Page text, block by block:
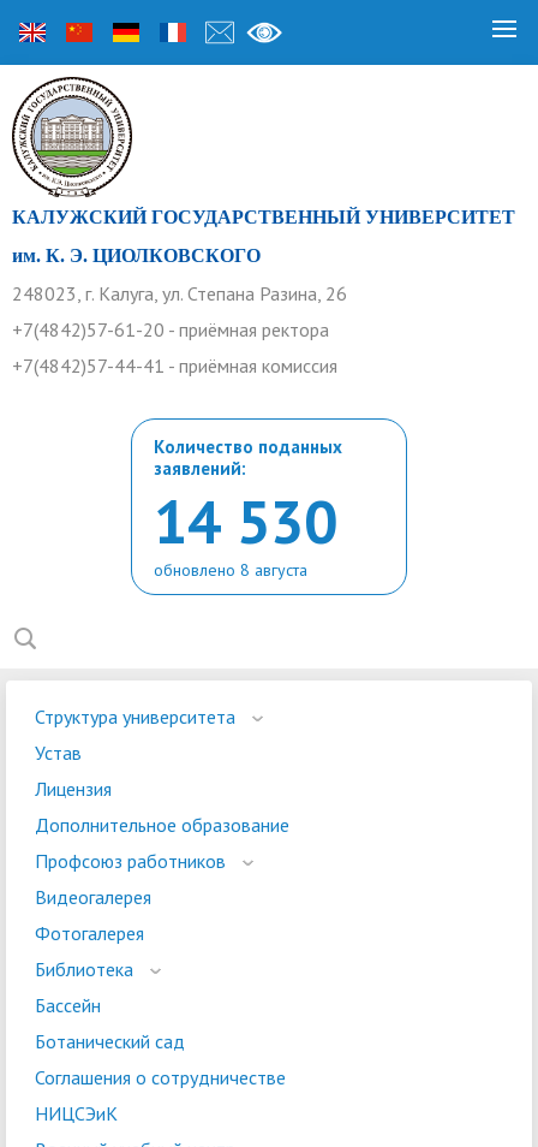
КАЛУЖСКИЙ ГОСУДАРСТВЕННЫЙ УНИВЕРСИТЕТ
им. К. Э. ЦИОЛКОВСКОГО
248023, г. Калуга, ул. Степана Разина, 26
+7(4842)57-61-20 - приёмная ректора
+7(4842)57-44-41 - приёмная комиссия
Количество поданных
заявлений:
14 530
обновлено 8 августа
Структура университета
Устав
Лицензия
Дополнительное образование
Профсоюз работников
Видеогалерея
Фотогалерея
Библиотека
Бассейн
Ботанический сад
Соглашения о сотрудничестве
НИЦСЭиК